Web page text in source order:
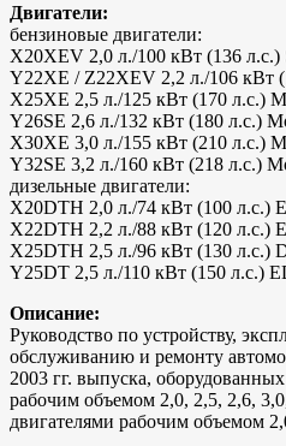
Двигатели:
бензиновые двигатели:
X20XEV 2,0 л./100 кВт (136 л.с.)
Y22XE / Z22XEV 2,2 л./106 кВт
X25XE 2,5 л./125 кВт (170 л.с.)
Y26SE 2,6 л./132 кВт (180 л.с.)
X30XE 3,0 л./155 кВт (210 л.с.)
Y32SE 3,2 л./160 кВт (218 л.с.)
дизельные двигатели:
X20DTH 2,0 л./74 кВт (100 л.с.)
X22DTH 2,2 л./88 кВт (120 л.с.)
X25DTH 2,5 л./96 кВт (130 л.с.)
Y25DT 2,5 л./110 кВт (150 л.с.)
Описание:
Руководство по устройству,
обслуживанию и ремонту
2003 гг. выпуска,
рабочим объемом 2,0, 2,5, 2,6,
двигателями рабочим объемом